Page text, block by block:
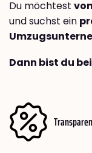
Du möchtest
und suchst ein
Dann bist du